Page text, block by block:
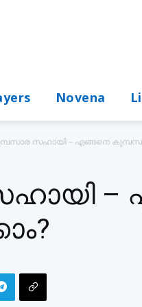
Novena
സഹായി – എങ്ങനെ
–